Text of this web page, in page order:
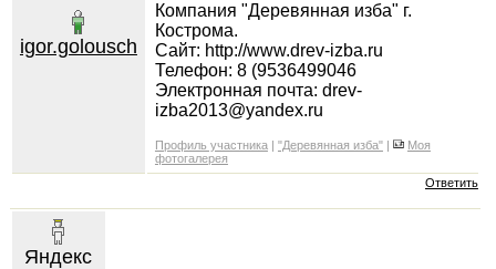
igor.golousch
Компания "Деревянная изба" г.
Кострома.
Сайт: http://www.drev-izba.ru
Телефон: 8 (9536499046
Электронная почта: drev-
izba2013@yandex.ru
Профиль участника| "Деревянная изба"|
Моя
фотогалерея
Ответить
Яндекс